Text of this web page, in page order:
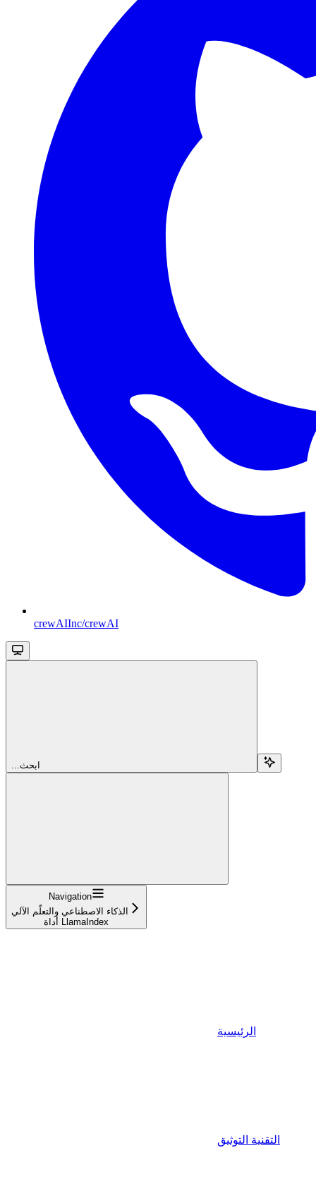
crewAIInc/crewAI
...ابحث
Navigation
الذكاء الاصطناعي والتعلّم الآلي
أداة LlamaIndex
الرئيسية
التقنية التوثيق